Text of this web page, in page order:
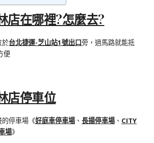
店在哪裡?怎麼去?
於台北捷運-芝山站1號出口旁，過馬路就能抵
便
店停車位
的停車場《好庭車停車場、 長揚停車場、 CITY
場》